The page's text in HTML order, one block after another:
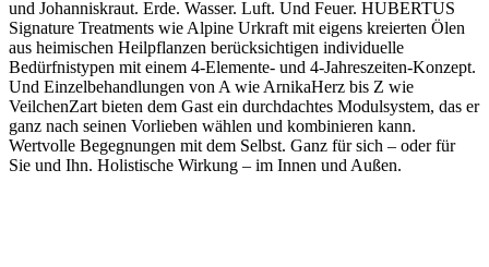
und Johanniskraut. Erde. Wasser. Luft. Und Feuer. HUBERTUS
Signature Treatments wie Alpine Urkraft mit eigens kreierten Ölen
aus heimischen Heilpflanzen berücksichtigen individuelle
Bedürfnistypen mit einem 4-Elemente- und 4-Jahreszeiten-Konzept.
Und Einzelbehandlungen von A wie ArnikaHerz bis Z wie
VeilchenZart bieten dem Gast ein durchdachtes Modulsystem, das er
ganz nach seinen Vorlieben wählen und kombinieren kann.
Wertvolle Begegnungen mit dem Selbst. Ganz für sich – oder für
Sie und Ihn. Holistische Wirkung – im Innen und Außen.